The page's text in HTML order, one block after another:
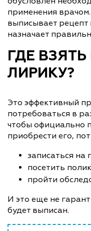
применения
выписывает
назначает
ГДЕ
ЛИРИКУ?
Это эффективный
потребоваться в
чтобы официально
приобрести его,
записаться на
посетить
пройти
И это еще не
будет выписан.